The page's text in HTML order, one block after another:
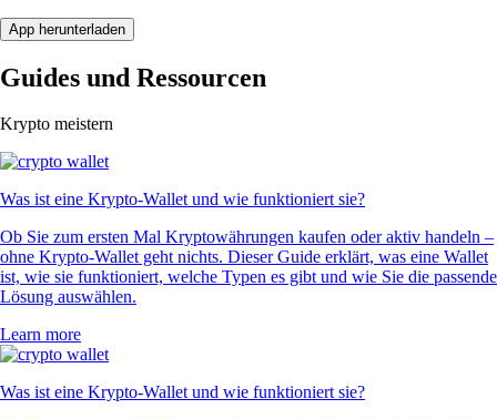
App herunterladen
Guides und Ressourcen
Krypto meistern
Was ist eine Krypto-Wallet und wie funktioniert sie?
Ob Sie zum ersten Mal Kryptowährungen kaufen oder aktiv handeln –
ohne Krypto-Wallet geht nichts. Dieser Guide erklärt, was eine Wallet
ist, wie sie funktioniert, welche Typen es gibt und wie Sie die passende
Lösung auswählen.
Learn more
Was ist eine Krypto-Wallet und wie funktioniert sie?